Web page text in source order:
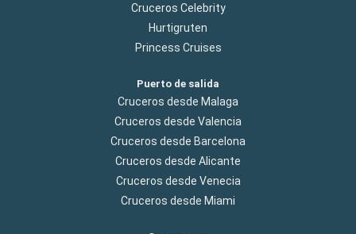
Cruceros Celebrity
Hurtigruten
Princess Cruises
Puerto de salida
Cruceros desde Malaga
Cruceros desde Valencia
Cruceros desde Barcelona
Cruceros desde Alicante
Cruceros desde Venecia
Cruceros desde Miami